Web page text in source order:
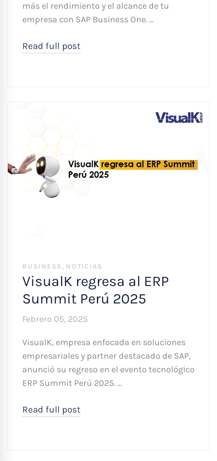
más el rendimiento y el alcance de tu
empresa con SAP Business One. …
Read full post
BUSINESS , NOTICIAS
VisualK regresa al ERP
Summit Perú 2025
Febrero 05, 2025
VisualK, empresa enfocada en soluciones
empresariales y partner destacado de SAP,
anunció su regreso en el evento tecnológico
ERP Summit Perú 2025. …
Read full post